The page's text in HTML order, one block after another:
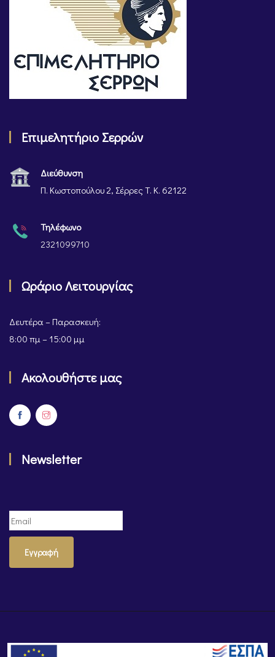
Επιμελητήριο Σερρών
Διεύθυνση
Π. Κωστοπούλου 2, Σέρρες Τ. Κ. 62122
Τηλέφωνο
2321099710
Ωράριο Λειτουργίας
Δευτέρα – Παρασκευή:
8:00 πμ – 15:00 μμ
Ακολουθήστε μας
Newsletter
Εγγραφή